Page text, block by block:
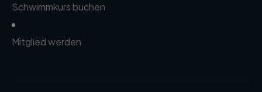
Schwimmkurs buchen
Mitglied werden